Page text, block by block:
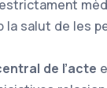
la salut de les
de l’acte